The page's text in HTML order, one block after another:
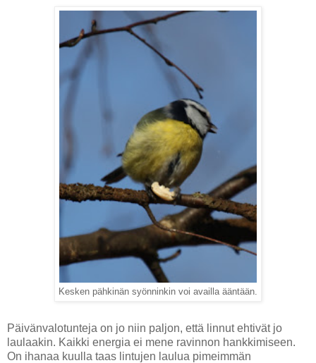
Kesken pähkinän syönninkin voi availla ääntään.
Päivänvalotunteja on jo niin paljon, että linnut ehtivät jo
laulaakin. Kaikki energia ei mene ravinnon hankkimiseen.
On ihanaa kuulla taas lintujen laulua pimeimmän